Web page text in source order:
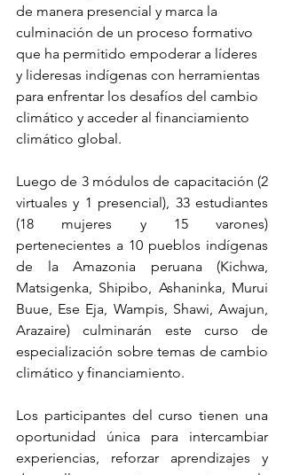
de manera presencial y marca la
culminación de un proceso formativo
que ha permitido empoderar a líderes
y lideresas indígenas con herramientas
para enfrentar los desafíos del cambio
climático y acceder al financiamiento
climático global.
Luego de 3 módulos de capacitación (2
virtuales y 1 presencial), 33 estudiantes
(18 mujeres y 15 varones)
pertenecientes a 10 pueblos indígenas
de la Amazonia peruana (Kichwa,
Matsigenka, Shipibo, Ashaninka, Murui
Buue, Ese Eja, Wampis, Shawi, Awajun,
Arazaire) culminarán este curso de
especialización sobre temas de cambio
climático y financiamiento.
Los participantes del curso tienen una
oportunidad única para intercambiar
experiencias, reforzar aprendizajes y